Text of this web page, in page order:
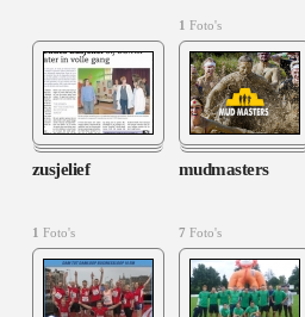
1 Foto's
zusjelief
1 Foto's
mudmasters
7 Foto's